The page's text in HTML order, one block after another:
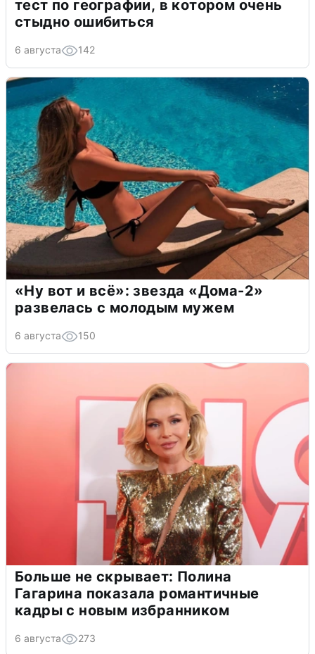
тест по географии, в котором очень
стыдно ошибиться
6 августа 142
«Ну вот и всё»: звезда «Дома-2»
развелась с молодым мужем
6 августа 150
Больше не скрывает: Полина
Гагарина показала романтичные
кадры с новым избранником
6 августа 273